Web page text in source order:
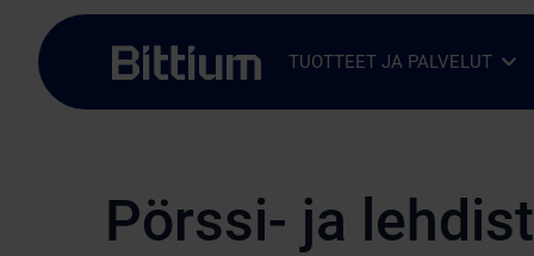
Siirry sisältöön
TUOTTEET JA PALVELUTAvaa alavalikko
Sulje alavalikko
Pörssi- ja